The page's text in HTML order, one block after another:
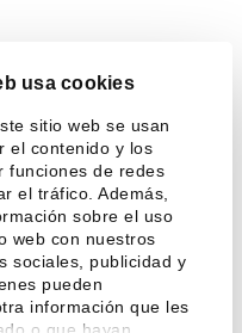
usa cookies
sitio web se usan
el contenido y los
funciones de redes
el tráfico. Además,
sobre el uso
web con nuestros
sociales, publicidad y
pueden
información que les